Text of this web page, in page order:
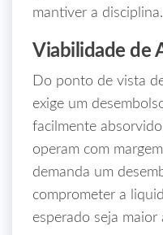
mantiver a disciplina.
Viabilidade de
Do ponto de vista
exige um
facilmente
operam com
demanda um
comprometer a
esperado seja maior